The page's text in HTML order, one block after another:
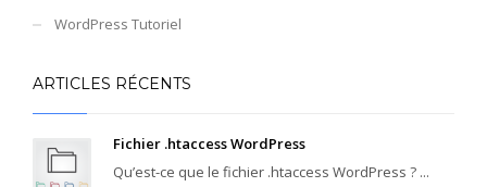
WordPress Tutoriel
ARTICLES RÉCENTS
Fichier .htaccess WordPress
Qu’est-ce que le fichier .htaccess WordPress ? ...